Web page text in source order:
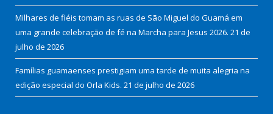
Milhares de fiéis tomam as ruas de São Miguel do Guamá em
uma grande celebração de fé na Marcha para Jesus 2026. 21 de
julho de 2026
Famílias guamaenses prestigiam uma tarde de muita alegria na
edição especial do Orla Kids. 21 de julho de 2026